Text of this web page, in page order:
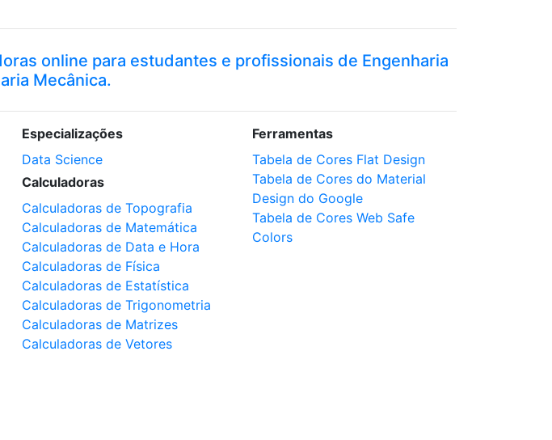
online para estudantes e profissionais de Engenharia
Mecânica.
Especializações
Data Science
Calculadoras
Calculadoras de Topografia
Calculadoras de Matemática
Calculadoras de Data e Hora
Calculadoras de Física
Calculadoras de Estatística
Calculadoras de Trigonometria
Calculadoras de Matrizes
Calculadoras de Vetores
Ferramentas
Tabela de Cores Flat Design
Tabela de Cores do Material
Design do Google
Tabela de Cores Web Safe
Colors